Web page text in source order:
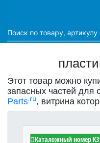
Этот товар можно
запасных частей для
Parts.ru, витрина
Kubota
Каталожный номер